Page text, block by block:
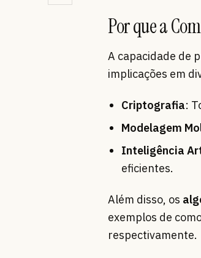
Por que a
A capacidade de
implicações em
Criptografia:
Modelagem
Inteligência
eficientes.
Além disso, os
exemplos de
respectivamente.